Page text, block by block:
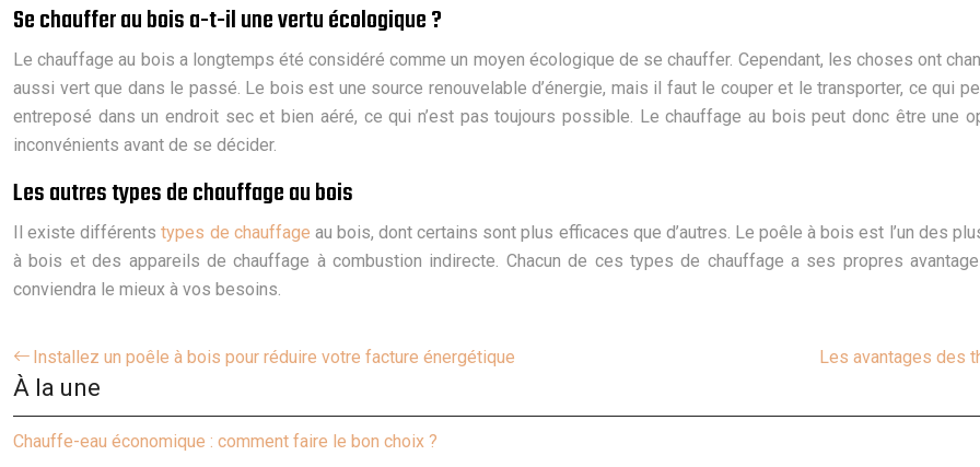
Se chauffer au bois a-t-il une vertu écologique ?
Le chauffage au bois a longtemps été considéré comme un moyen écologique de se chauffer. Cependant, les choses ont
aussi vert que dans le passé. Le bois est une source renouvelable d’énergie, mais il faut le couper et le transporter, ce qui
entreposé dans un endroit sec et bien aéré, ce qui n’est pas toujours possible. Le chauffage au bois peut donc être
inconvénients avant de se décider.
Les autres types de chauffage au bois
Il existe différentstypes de chauffage au bois, dont certains sont plus efficaces que d’autres. Le poêle à bois est l’un des
à bois et des appareils de chauffage à combustion indirecte. Chacun de ces types de chauffage a ses propres
conviendra le mieux à vos besoins.
Installez un poêle à bois pour réduire votre facture énergétique Les avantages des
À la une
Chauffe-eau économique : comment faire le bon choix ?